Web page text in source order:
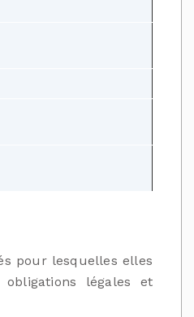
pour lesquelles elles
légales et